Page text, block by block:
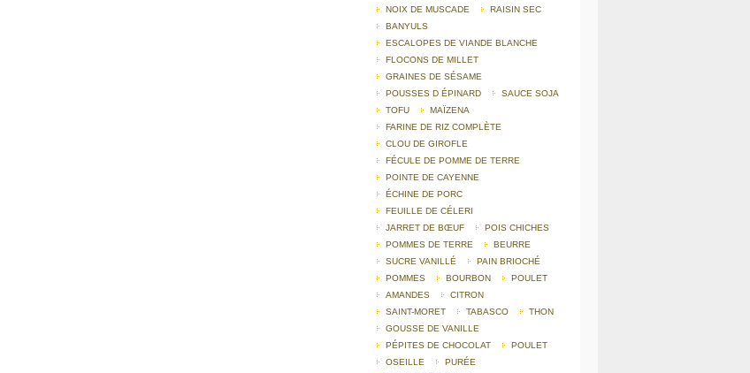
NOIX DE MUSCADE
RAISIN SEC
BANYULS
ESCALOPES DE VIANDE BLANCHE
FLOCONS DE MILLET
GRAINES DE SÉSAME
POUSSES D ÉPINARD
SAUCE SOJA
TOFU
MAÏZENA
FARINE DE RIZ COMPLÈTE
CLOU DE GIROFLE
FÉCULE DE POMME DE TERRE
POINTE DE CAYENNE
ÉCHINE DE PORC
FEUILLE DE CÉLERI
JARRET DE BŒUF
POIS CHICHES
POMMES DE TERRE
BEURRE
SUCRE VANILLÉ
PAIN BRIOCHÉ
POMMES
BOURBON
POULET
AMANDES
CITRON
SAINT-MORET
TABASCO
THON
GOUSSE DE VANILLE
PÉPITES DE CHOCOLAT
POULET
OSEILLE
PURÉE